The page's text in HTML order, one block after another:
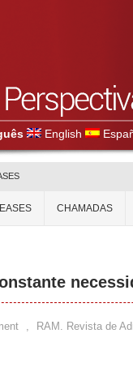
English
CHAMADAS
, RAM. Revista de